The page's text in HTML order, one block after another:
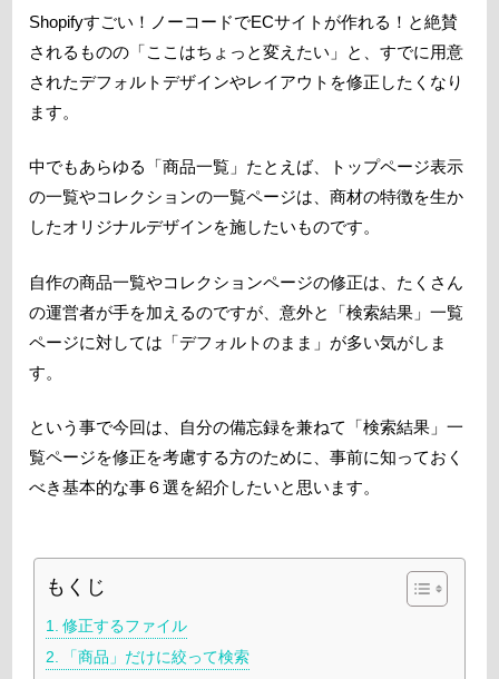
Shopifyすごい！ノーコードでECサイトが作れる！と絶賛
されるものの「ここはちょっと変えたい」と、すでに用意
されたデフォルトデザインやレイアウトを修正したくなり
ます。
中でもあらゆる「商品一覧」たとえば、トップページ表示
の一覧やコレクションの一覧ページは、商材の特徴を生か
したオリジナルデザインを施したいものです。
自作の商品一覧やコレクションページの修正は、たくさん
の運営者が手を加えるのですが、意外と「検索結果」一覧
ページに対しては「デフォルトのまま」が多い気がしま
す。
という事で今回は、自分の備忘録を兼ねて「検索結果」一
覧ページを修正を考慮する方のために、事前に知っておく
べき基本的な事６選を紹介したいと思います。
もくじ
修正するファイル
「商品」だけに絞って検索